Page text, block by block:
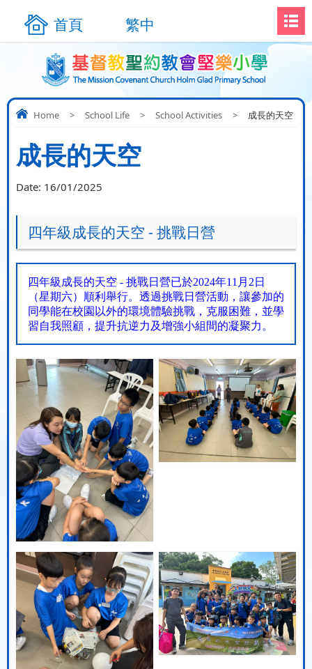
首頁 繁中
Home > School Life > School Activities > 成長的天空
成長的天空
Date: 16/01/2025
四年級成長的天空 - 挑戰日營
四年級成長的天空 - 挑戰日營已於2024年11 月 2 日
（星期六）順利舉行。透過挑戰日營活動，讓參加的
同學能在校園以外的環境體驗挑戰，克服困難，並學
習自我照顧，提升抗逆力及增強小組間的凝聚力。